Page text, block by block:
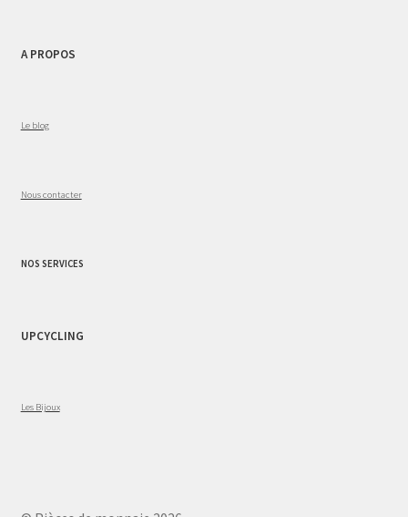
A PROPOS
Le blog
Nous contacter
NOS SERVICES
UPCYCLING
Les Bijoux